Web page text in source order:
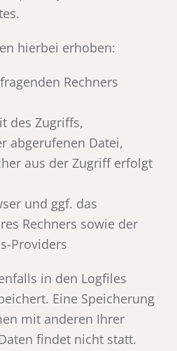
hierbei erhoben:
Rechners
des Zugriffs,
abgerufenen Datei,
aus der Zugriff erfolgt
und ggf. das
Rechners sowie der
Providers
in den Logfiles
Eine Speicherung
mit anderen Ihrer
findet nicht statt.